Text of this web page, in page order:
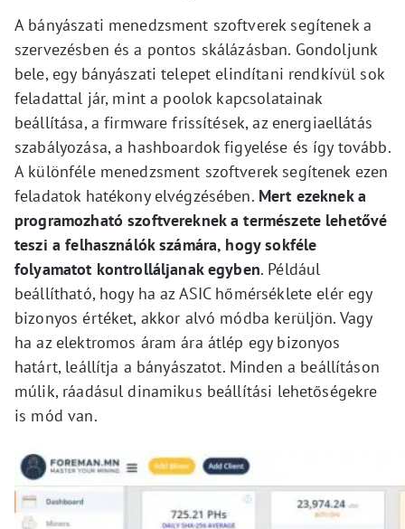
A bányászati menedzsment szoftverek segítenek a
szervezésben és a pontos skálázásban. Gondoljunk
bele, egy bányászati telepet elindítani rendkívül sok
feladattal jár, mint a poolok kapcsolatainak
beállítása, a firmware frissítések, az energiaellátás
szabályozása, a hashboardok figyelése és így tovább.
A különféle menedzsment szoftverek segítenek ezen
feladatok hatékony elvégzésében. Mert ezeknek a
programozható szoftvereknek a természete lehetővé
teszi a felhasználók számára, hogy sokféle
folyamatot kontrolláljanak egyben. Például
beállítható, hogy ha az ASIC hőmérséklete elér egy
bizonyos értéket, akkor alvó módba kerüljön. Vagy
ha az elektromos áram ára átlép egy bizonyos
határt, leállítja a bányászatot. Minden a beállításon
múlik, ráadásul dinamikus beállítási lehetőségekre
is mód van.